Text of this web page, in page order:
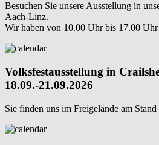
Besuchen Sie unsere Ausstellung in
Aach-Linz.
Wir haben von 10.00 Uhr bis 17.00
Volksfestausstellung in
18.09.-21.09.2026
Sie finden uns im Freigelände am